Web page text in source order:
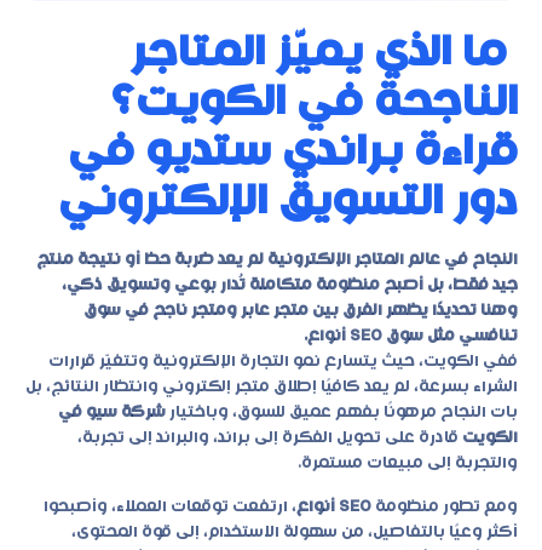
ما الذي يميّز المتاجر
الناجحة في الكويت؟
قراءة براندي ستديو في
دور التسويق الإلكتروني
النجاح في عالم المتاجر الإلكترونية لم يعد ضربة حظ أو نتيجة منتج
جيد فقط، بل أصبح منظومة متكاملة تُدار بوعي وتسويق ذكي،
وهنا تحديدًا يظهر الفرق بين متجر عابر ومتجر ناجح في سوق
تنافسي مثل سوق SEO أنواع.
ففي الكويت، حيث يتسارع نمو التجارة الإلكترونية وتتغيّر قرارات
الشراء بسرعة، لم يعد كافيًا إطلاق متجر إلكتروني وانتظار النتائج، بل
بات النجاح مرهونًا بفهم عميق للسوق، وباختيار شركة سيو في
الكويت قادرة على تحويل الفكرة إلى براند، والبراند إلى تجربة،
والتجربة إلى مبيعات مستمرة.
ومع تطور منظومة SEO أنواع
، ارتفعت توقعات العملاء، وأصبحوا
أكثر وعيًا بالتفاصيل، من سهولة الاستخدام، إلى قوة المحتوى،